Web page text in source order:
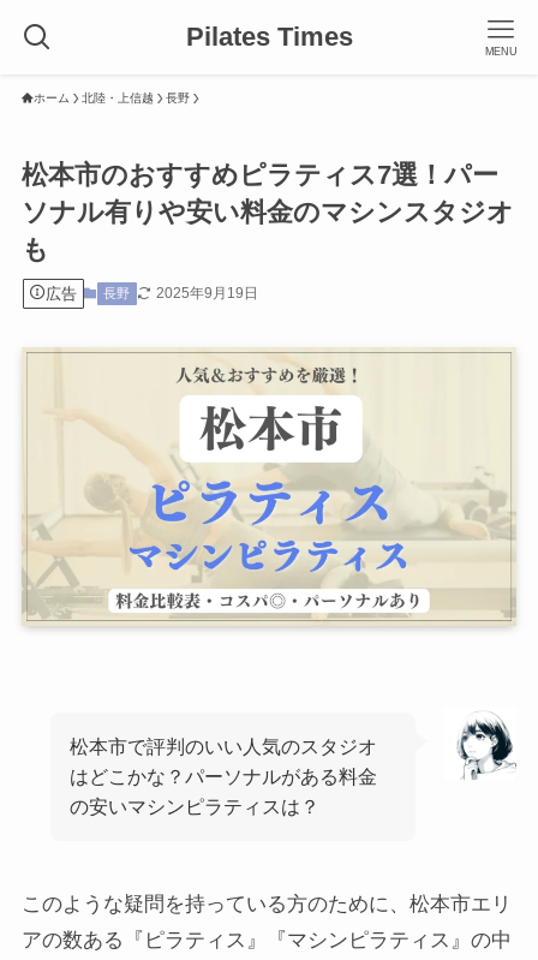
Pilates Times MENU
ホーム 北陸・上信越 長野
松本市のおすすめピラティス7選！パー
ソナル有りや安い料金のマシンスタジオ
も
広告 長野 2025年9月19日
松本市で評判のいい人気のスタジオ
はどこかな？パーソナルがある料金
の安いマシンピラティスは？
このような疑問を持っている方のために、松本市エリ
アの数ある『ピラティス』『マシンピラティス』の中